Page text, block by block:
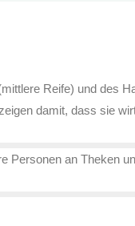
Reife) und des
damit, dass sie